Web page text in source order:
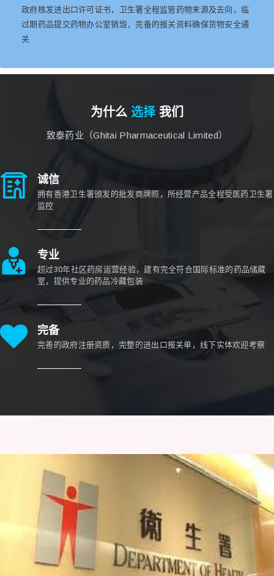
政府核发进出口许可证书，卫生署全程监管药物来源及去向，临
过期药品提交药物办公室销毁，完备的报关资料确保货物安全通
关
为什么 选择我们
致泰药业（Ghitai Pharmaceutical Limited）
诚信
拥有香港卫生署颁发的批发商牌照，所经营产品全程受医药卫生署
监控
专业
超过30年社区药房运营经验，建有完全符合国际标准的药品储藏
室，提供专业的药品冷藏包装
完备
完善的政府注册资质，完整的进出口报关单，线下实体欢迎考察